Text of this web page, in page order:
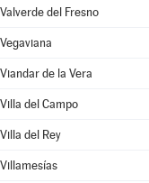
Valverde del Fresno
Vegaviana
Viandar de la Vera
Villa del Campo
Villa del Rey
Villamesías